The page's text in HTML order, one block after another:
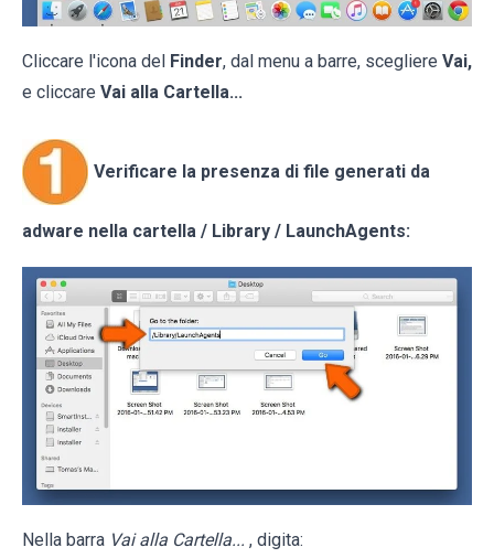
Cliccare l'icona del Finder, dal menu a barre, scegliere Vai,
e cliccare Vai alla Cartella...
Verificare la presenza di file generati da
adware nella cartella / Library / LaunchAgents:
Nella barra Vai alla Cartella... , digita: